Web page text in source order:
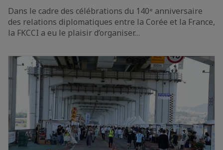
Dans le cadre des célébrations du 140ᵉ anniversaire
des relations diplomatiques entre la Corée et la France,
la FKCCI a eu le plaisir d’organiser…